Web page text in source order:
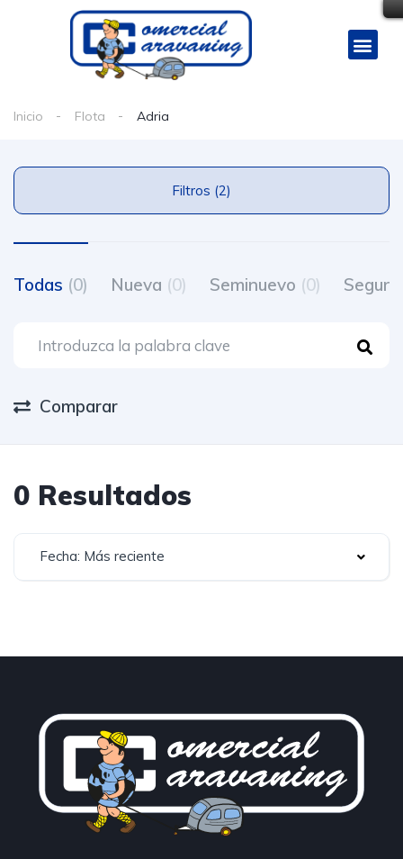
Inicio Flota Adria
Filtros (2)
Todas (0) Nueva (0) Seminuevo (0)
Comparar
0 Resultados
Fecha: Más reciente